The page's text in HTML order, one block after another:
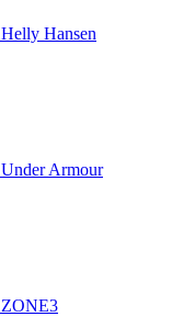
Helly Hansen
Under Armour
ZONE3